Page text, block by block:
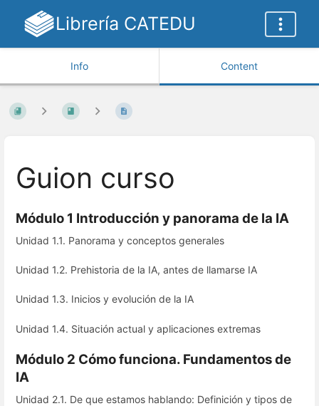
Librería CATEDU
Info Content
Guion curso
Módulo 1 Introducción y panorama de la IA
Unidad 1.1. Panorama y conceptos generales
Unidad 1.2. Prehistoria de la IA, antes de llamarse IA
Unidad 1.3. Inicios y evolución de la IA
Unidad 1.4. Situación actual y aplicaciones extremas
Módulo 2 Cómo funciona. Fundamentos de
IA
Unidad 2.1. De que estamos hablando: Definición y tipos de